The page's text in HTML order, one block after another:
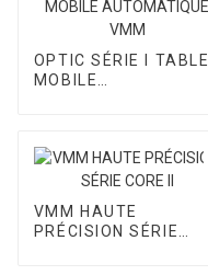
OPTIC SÉRIE I TABLE
MOBILE
VMM HAUTE
PRÉCISION SÉRIE